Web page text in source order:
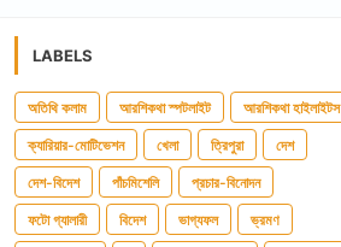
LABELS
অতিথি কলাম আরশিকথা স্পটলাইট আরশিকথা হাইলাইটস
ক্যারিয়ার-মোটিভেশন খেলা ত্রিপুরা দেশ
দেশ-বিদেশ পাঁচমিশেলি প্রচার-বিনোদন
ফটো গ্যালারী বিদেশ ভাগ্যফল ভ্রমণ